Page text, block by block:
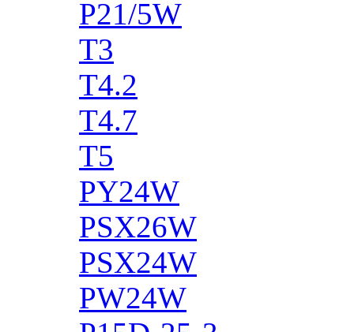
P21/5W
T3
T4.2
T4.7
T5
PY24W
PSX26W
PSX24W
PW24W